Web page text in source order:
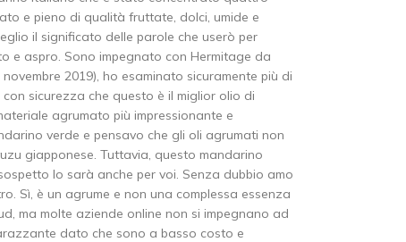
e pieno di qualità fruttate, dolci, umide e
il significato delle parole che userò per
e aspro. Sono impegnato con Hermitage da
2019), ho esaminato sicuramente più di
sicurezza che questo è il miglior olio di
agrumato più impressionante e
verde e pensavo che gli oli agrumati non
giapponese. Tuttavia, questo mandarino
lo sarà anche per voi. Senza dubbio amo
Sì, è un agrume e non una complessa essenza
ma molte aziende online non si impegnano ad
dato che sono a basso costo e